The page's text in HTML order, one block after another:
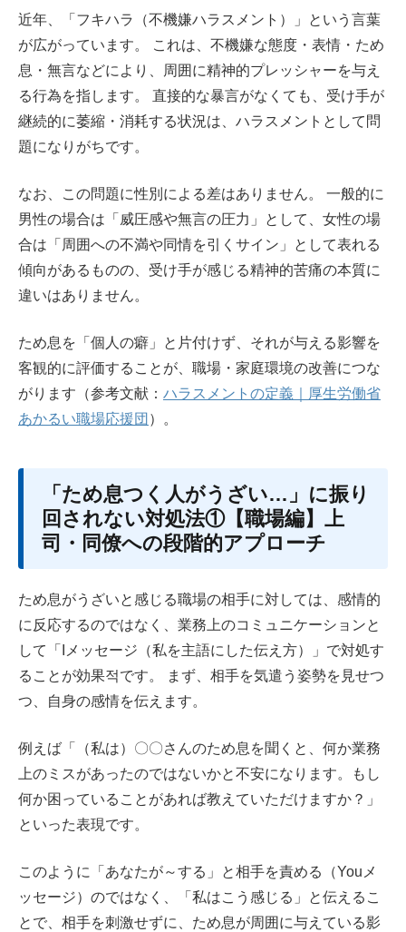
近年、「フキハラ（不機嫌ハラスメント）」という言葉
が広がっています。 これは、不機嫌な態度・表情・ため
息・無言などにより、周囲に精神的プレッシャーを与え
る行為を指します。 直接的な暴言がなくても、受け手が
継続的に萎縮・消耗する状況は、ハラスメントとして問
題になりがちです。
なお、この問題に性別による差はありません。 一般的に
男性の場合は「威圧感や無言の圧力」として、女性の場
合は「周囲への不満や同情を引くサイン」として表れる
傾向があるものの、受け手が感じる精神的苦痛の本質に
違いはありません。
ため息を「個人の癖」と片付けず、それが与える影響を
客観的に評価することが、職場・家庭環境の改善につな
がります（参考文献： ハラスメントの定義｜厚生労働省
あかるい職場応援団 ）。
「ため息つく人がうざい…」に振り
回されない対処法①【職場編】上
司・同僚への段階的アプローチ
ため息がうざいと感じる職場の相手に対しては、感情的
に反応するのではなく、業務上のコミュニケーションと
して「Iメッセージ（私を主語にした伝え方）」で対処す
ることが効果적です。 まず、相手を気遣う姿勢を見せつ
つ、自身の感情を伝えます。
例えば「（私は）〇〇さんのため息を聞くと、何か業務
上のミスがあったのではないかと不安になります。もし
何か困っていることがあれば教えていただけますか？」
といった表現です。
このように「あなたが～する」と相手を責める（Youメ
ッセージ）のではなく、「私はこう感じる」と伝えるこ
とで、相手を刺激せずに、ため息が周囲に与えている影